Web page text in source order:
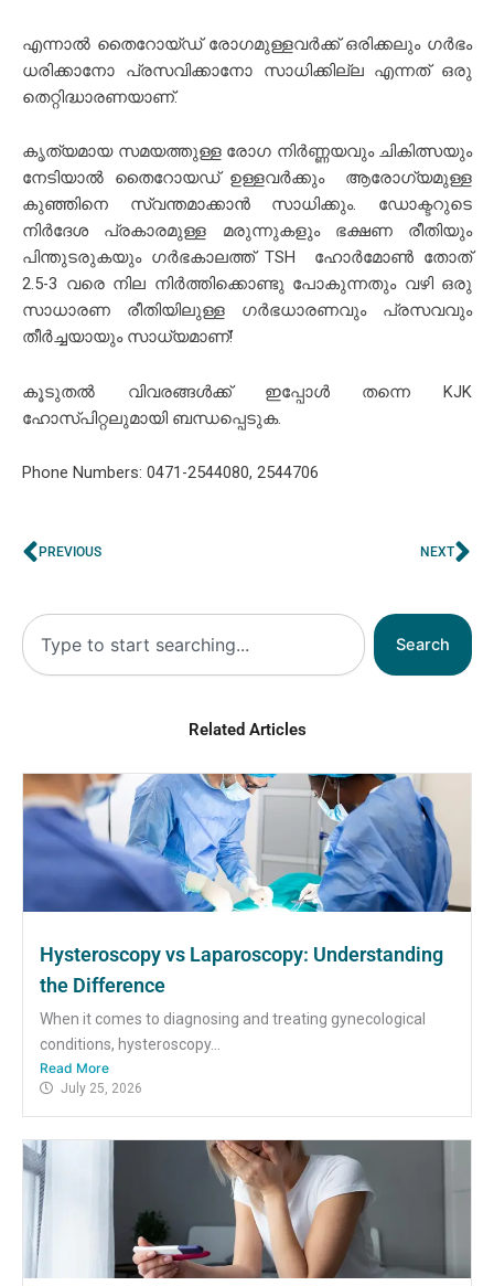
എന്നാൽ തൈറോയ്ഡ് രോഗമുള്ളവർക്ക് ഒരിക്കലും ഗർഭം
ധരിക്കാനോ പ്രസവിക്കാനോ സാധിക്കില്ല എന്നത് ഒരു
തെറ്റിദ്ധാരണയാണ്.
കൃത്യമായ സമയത്തുള്ള രോഗ നിർണ്ണയവും ചികിത്സയും
നേടിയാൽ തൈറോയഡ് ഉള്ളവർക്കും ആരോഗ്യമുള്ള
കുഞ്ഞിനെ സ്വന്തമാക്കാൻ സാധിക്കും. ഡോക്ടറുടെ
നിർദേശ പ്രകാരമുള്ള മരുന്നുകളും ഭക്ഷണ രീതിയും
പിന്തുടരുകയും ഗർഭകാലത്ത് TSH ഹോര്‍മോണ്‍ തോത്
2.5-3 വരെ നില നിര്‍ത്തിക്കൊണ്ടു പോകുന്നതും വഴി ഒരു
സാധാരണ രീതിയിലുള്ള ഗർഭധാരണവും പ്രസവവും
തീർച്ചയായും സാധ്യമാണ്!
കൂടുതൽ വിവരങ്ങൾക്ക് ഇപ്പോൾ തന്നെ KJK
ഹോസ്പിറ്റലുമായി ബന്ധപ്പെടുക.
Phone Numbers: 0471-2544080, 2544706
Prev
PREVIOUS NEXT
Search
Search
Related Articles
Hysteroscopy vs Laparoscopy: Understanding
the Difference
When it comes to diagnosing and treating gynecological
conditions, hysteroscopy...
Read More
July 25, 2026